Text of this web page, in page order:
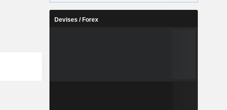
Devises / Forex